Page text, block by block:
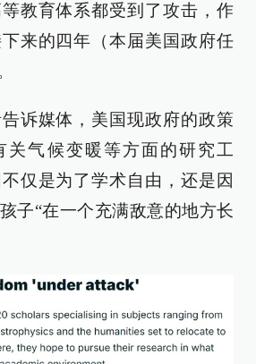
教育体系都受到了攻击，作
来的四年（本届美国政府任
诉媒体，美国现政府的政策
关气候变暖等方面的研究工
仅是为了学术自由，还是因
子“在一个充满敌意的地方长